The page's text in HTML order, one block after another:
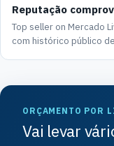
Reputação
Top seller on Mercado
com histórico público
ORÇAMENTO POR
Vai levar